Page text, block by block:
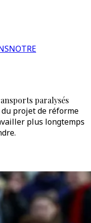
NOTRE
paralysés
projet de réforme
plus longtemps